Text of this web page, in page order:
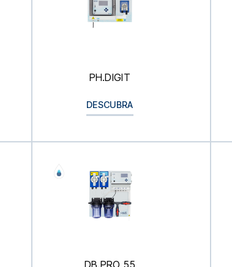
PH.DIGIT
DESCUBRA
DB.PRO 55